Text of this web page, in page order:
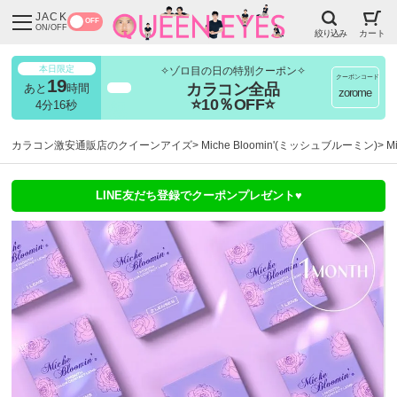
JACK
ON/OFF
OFF
絞り込み カート
本日限定
あと 19時間
4分15秒
✧ゾロ目の日の特別クーポン✧
カラコン全品
⭐10％OFF⭐
クーポンコード
zorome
カラコン激安通販店のクイーンアイズ Miche Bloomin'(ミッシュブルーミン)
LINE友だち登録でクーポンプレゼント♥